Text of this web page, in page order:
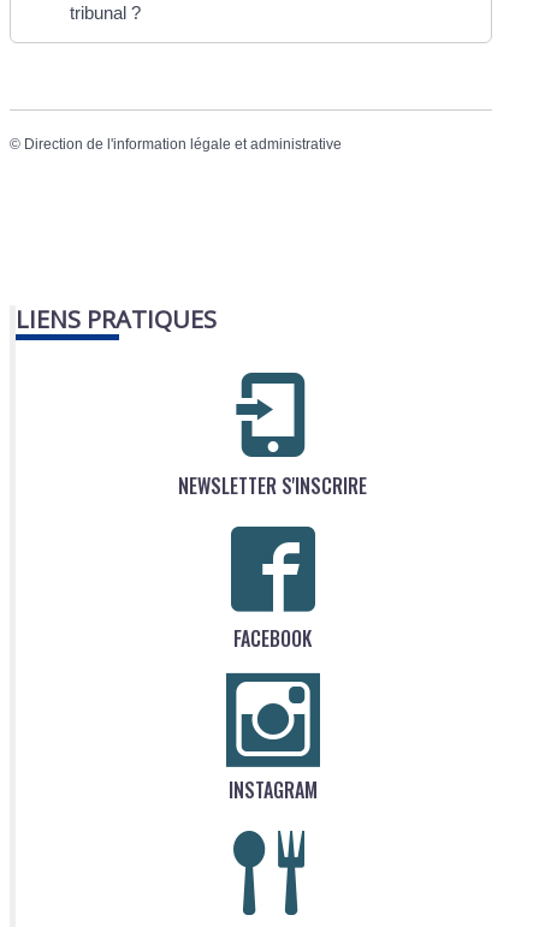
tribunal ?
© Direction de l'information légale et administrative
LIENS PRATIQUES
NEWSLETTER S'INSCRIRE
FACEBOOK
INSTAGRAM